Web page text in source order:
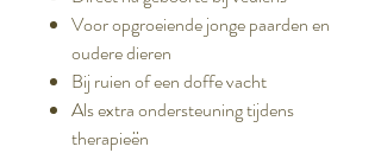
Voor opgroeiende jonge paarden en
oudere dieren
Bij ruien of een doffe vacht
Als extra ondersteuning tijdens
therapieën